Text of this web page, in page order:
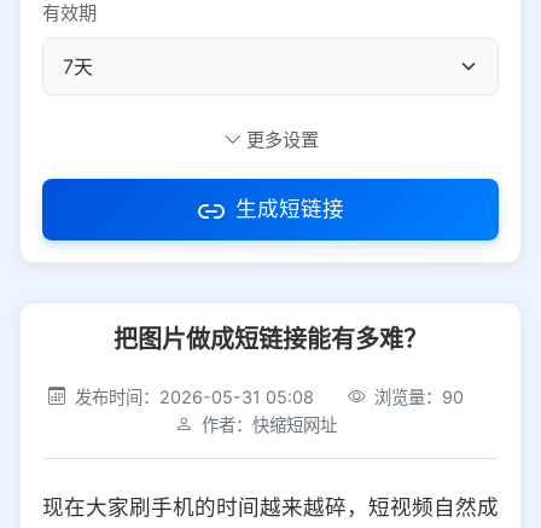
有效期
访问密码
社交平台 电商平台
选择防红平台类型，避免链接被拦截
更多设置
生成短链接
把图片做成短链接能有多难？
发布时间：2026-05-31 05:08
浏览量：90
作者：快缩短网址
现在大家刷手机的时间越来越碎，短视频自然成